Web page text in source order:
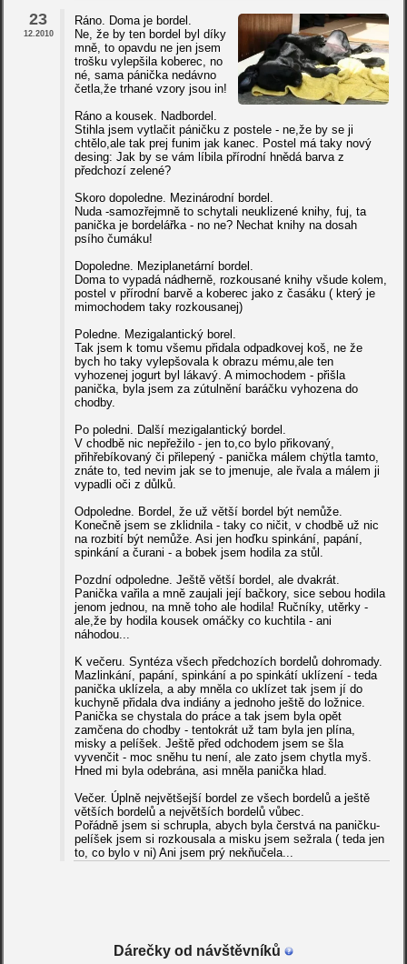
23
12.2010
Ráno. Doma je bordel.
Ne, že by ten bordel byl díky
mně, to opavdu ne jen jsem
trošku vylepšila koberec, no
né, sama pánička nedávno
četla,že trhané vzory jsou in!
Ráno a kousek. Nadbordel.
Stihla jsem vytlačit páničku z postele - ne,že by se ji
chtělo,ale tak prej funim jak kanec. Postel má taky nový
desing: Jak by se vám líbila přírodní hnědá barva z
předchozí zelené?
Skoro dopoledne. Mezinárodní bordel.
Nuda -samozřejmně to schytali neuklizené knihy, fuj, ta
panička je bordelářka - no ne? Nechat knihy na dosah
psího čumáku!
Dopoledne. Meziplanetární bordel.
Doma to vypadá nádherně, rozkousané knihy všude kolem,
postel v přírodní barvě a koberec jako z časáku ( který je
mimochodem taky rozkousanej)
Poledne. Mezigalantický borel.
Tak jsem k tomu všemu přidala odpadkovej koš, ne že
bych ho taky vylepšovala k obrazu mému,ale ten
vyhozenej jogurt byl lákavý. A mimochodem - přišla
panička, byla jsem za zútulnění baráčku vyhozena do
chodby.
Po poledni. Další mezigalantický bordel.
V chodbě nic nepřežilo - jen to,co bylo přikovaný,
přihřebíkovaný či přilepený - panička málem chÿtla tamto,
znáte to, ted nevim jak se to jmenuje, ale řvala a málem ji
vypadli oči z důlků.
Odpoledne. Bordel, že už větší bordel být nemůže.
Konečně jsem se zklidnila - taky co ničit, v chodbě už nic
na rozbití být nemůže. Asi jen hoďku spinkání, papání,
spinkání a čurani - a bobek jsem hodila za stůl.
Pozdní odpoledne. Ještě větší bordel, ale dvakrát.
Panička vařila a mně zaujali její bačkory, sice sebou hodila
jenom jednou, na mně toho ale hodila! Ručníky, utěrky -
ale,že by hodila kousek omáčky co kuchtila - ani
náhodou...
K večeru. Syntéza všech předchozích bordelů dohromady.
Mazlinkání, papání, spinkání a po spinkátí uklízení - teda
panička uklízela, a aby mněla co uklízet tak jsem jí do
kuchyně přidala dva indiány a jednoho ještě do ložnice.
Panička se chystala do práce a tak jsem byla opět
zamčena do chodby - tentokrát už tam byla jen plína,
misky a pelíšek. Ještě před odchodem jsem se šla
vyvenčit - moc sněhu tu není, ale zato jsem chytla myš.
Hned mi byla odebrána, asi mněla panička hlad.
Večer. Úplně největšejší bordel ze všech bordelů a ještě
větších bordelů a největších bordelů vůbec.
Pořádně jsem si schrupla, abych byla čerstvá na paničku-
pelíšek jsem si rozkousala a misku jsem sežrala ( teda jen
to, co bylo v ni) Ani jsem prý nekňučela...
Dárečky od návštěvníků